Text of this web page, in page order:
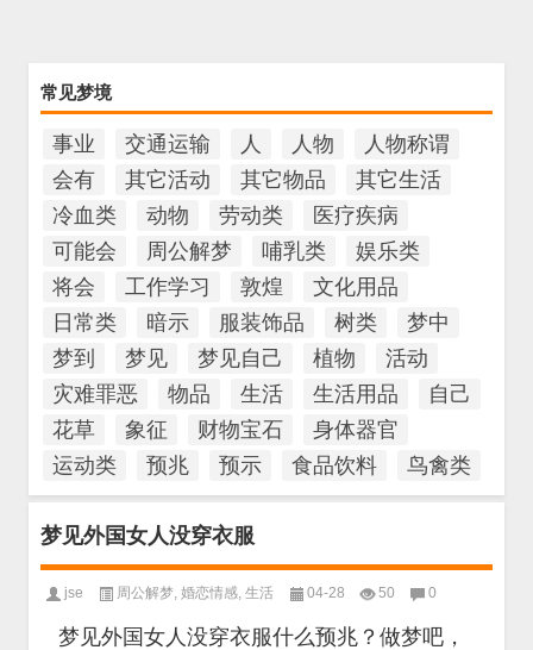
常见梦境
事业 交通运输 人 人物
人物称谓
会有
其它活动 其它物品
其它生活
冷血类
动物 劳动类
医疗疾病
可能会
周公解梦 哺乳类
娱乐类
将会
工作学习 敦煌
文化用品
日常类
暗示 服装饰品 树类
梦中
梦到
梦见 梦见自己 植物
活动
灾难罪恶
物品 生活 生活用品
自己
花草
象征 财物宝石
身体器官
运动类
预兆 预示 食品饮料 鸟禽类
梦见外国女人没穿衣服
jse 周公解梦, 婚恋情感, 生活 04-28 50 0
梦见外国女人没穿衣服什么预兆？做梦吧，